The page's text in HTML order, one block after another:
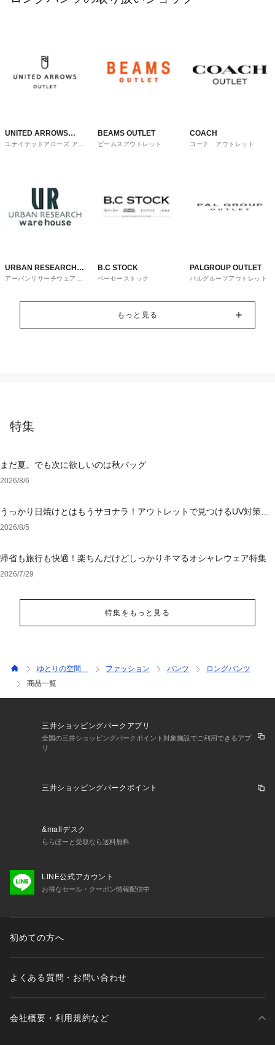
UNITED ARROWS
OUTLET
ユナイテッドアローズ アウ
BEAMS OUTLET
ビームスアウトレット
COACH
コーチ アウトレット
URBAN RESEARCH
ware house
アーバンリサーチウェアハ
B.C STOCK
ベーセーストック
PALGROUP OUTLET
パルグループアウトレット
もっと見る
特集
まだ夏。でも次に欲しいのは秋バッグ
2026/8/6
うっかり日焼けとはもうサヨナラ！アウトレットで見つけるUV対策ウ
ェア
2026/8/5
帰省も旅行も快適！楽ちんだけどしっかりキマるオシャレウェア特集
2026/7/29
特集をもっと見る
ゆとりの空間 ファッション パンツ
ロングパンツ
商品一覧
三井ショッピングパークアプリ
全国の三井ショッピングパークポイント対象施設でご利用できるアプ
リ
三井ショッピングパークポイント
&mallデスク
ららぽーと受取なら送料無料
LINE公式アカウント
お得なセール・クーポン情報配信中
初めての方へ
よくある質問・お問い合わせ
会社概要・利用規約など